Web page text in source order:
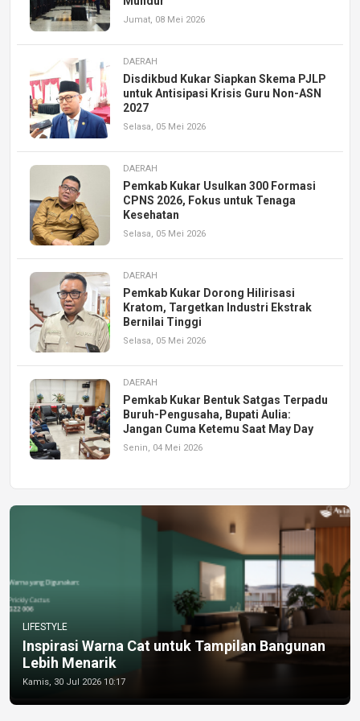
Jumat, 08 Mei 2026
DAERAH
Disdikbud Kukar Siapkan Skema PJLP
untuk Antisipasi Krisis Guru Non-ASN
2027
Selasa, 05 Mei 2026
DAERAH
Pemkab Kukar Usulkan 300 Formasi
CPNS 2026, Fokus untuk Tenaga
Kesehatan
Selasa, 05 Mei 2026
DAERAH
Pemkab Kukar Dorong Hilirisasi
Kratom, Targetkan Industri Ekstrak
Bernilai Tinggi
Selasa, 05 Mei 2026
DAERAH
Pemkab Kukar Bentuk Satgas Terpadu
Buruh-Pengusaha, Bupati Aulia:
Jangan Cuma Ketemu Saat May Day
Senin, 04 Mei 2026
LIFESTYLE
Inspirasi Warna Cat untuk Tampilan Bangunan
Lebih Menarik
Kamis, 30 Jul 2026 10:17